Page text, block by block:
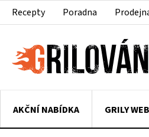
PřejítRecepty Poradna
AKČNÍ NABÍDKA GRILY